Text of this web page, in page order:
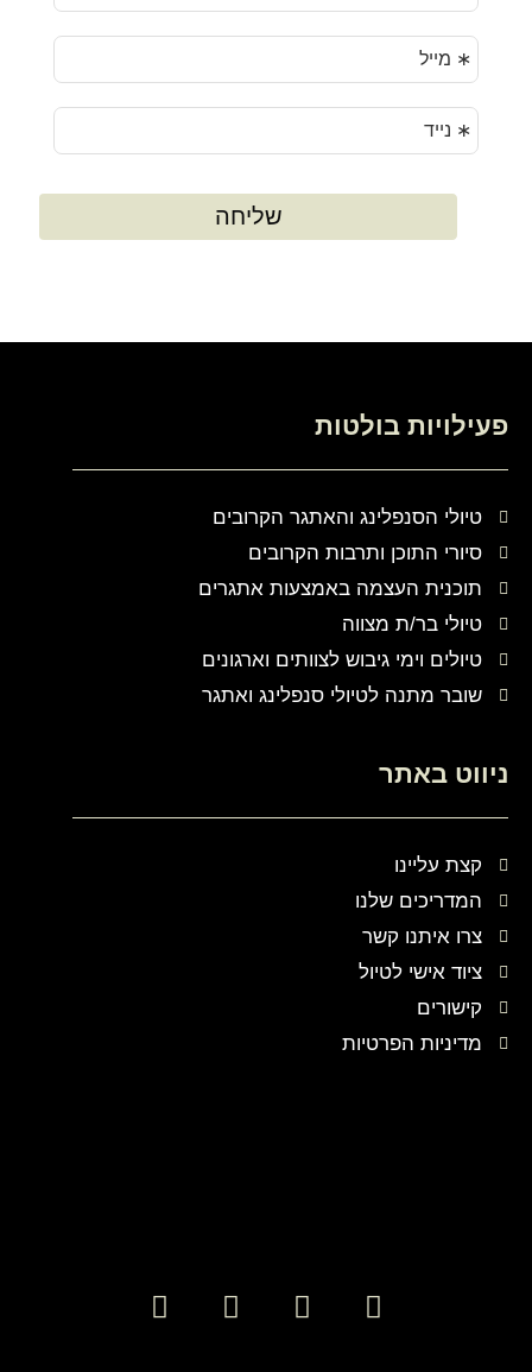
פעילויות בולטות
טיולי הסנפלינג והאתגר הקרובים
סיורי התוכן ותרבות הקרובים
תוכנית העצמה באמצעות אתגרים
טיולי בר/ת מצווה
טיולים וימי גיבוש לצוותים וארגונים
שובר מתנה לטיולי סנפלינג ואתגר
ניווט באתר
קצת עליינו
המדריכים שלנו
צרו איתנו קשר
ציוד אישי לטיול
קישורים
מדיניות הפרטיות